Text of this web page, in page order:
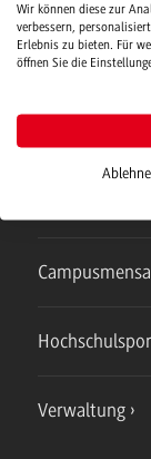
Campusmensa
Verwaltung
Wir können diese zur
verbessern,
Erlebnis zu bieten. Für
öffnen Sie die